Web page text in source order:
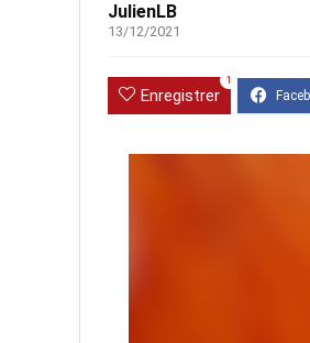
JulienLB
13/12/2021
Enregistrer
1